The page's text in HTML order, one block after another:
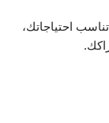
احتياجاتك،